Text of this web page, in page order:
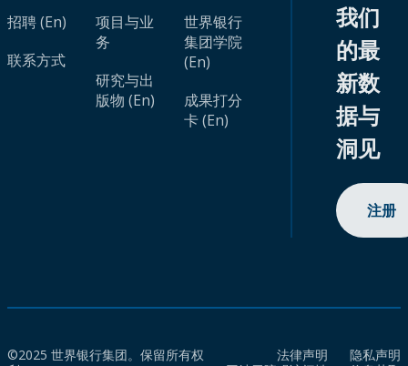
招聘 (En)
联系方式
项目与业
务
研究与出
版物 (En)
世界银行
集团学院
(En)
成果打分
卡 (En)
我们
的最
新数
据与
洞见
注册
©2025 世界银行集团。保留所有权
法律声明
隐私声明